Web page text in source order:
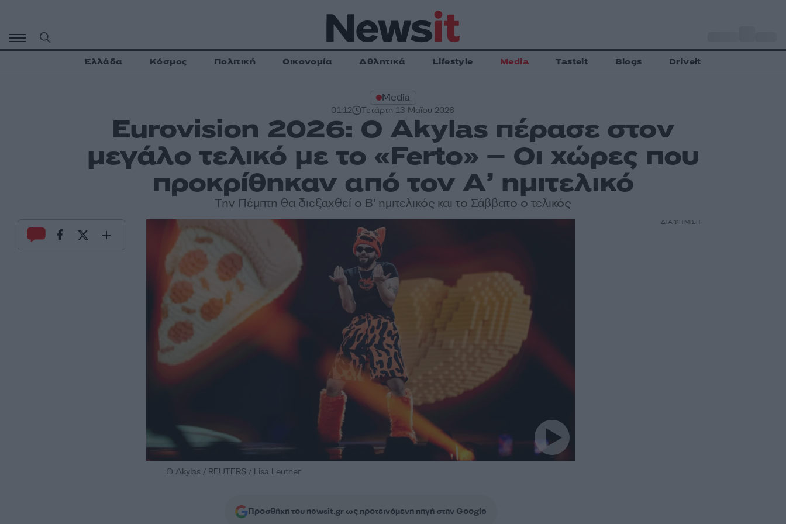
περιεχόμενο
Ελλάδα Κόσμος Πολιτική Οικονομία Αθλητικά Lifestyle Media Tasteit Blogs Driveit
Media
01:12 Τετάρτη 13 Μαΐου 2026
Eurovision 2026: Ο Akylas πέρασε στον
μεγάλο τελικό με το «Ferto» – Oι χώρες που
προκρίθηκαν από τον Α’ ημιτελικό
Tην Πέμπτη θα διεξαχθεί ο Β' ημιτελικός και το Σάββατο ο τελικός
O Akylas / REUTERS / Lisa Leutner
Προσθήκη του newsit.gr ως προτεινόμενη πηγή στην Google
ΔΙΑΦΗΜΙΣΗ